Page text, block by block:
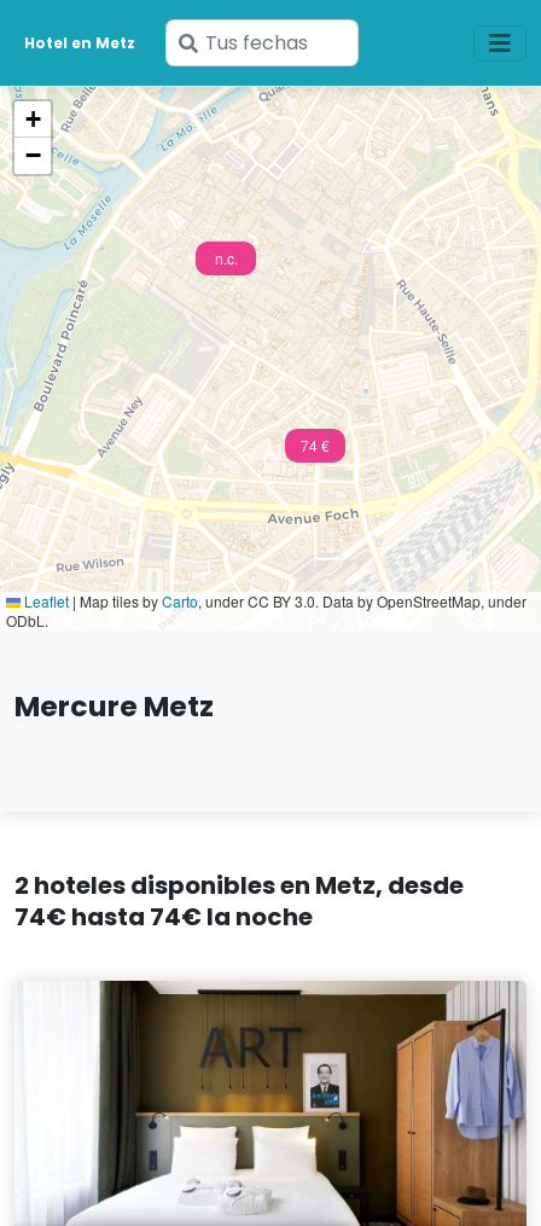
Hotel en Metz
Ingresa
tus
fechas
n.c.
74 €
+
−
Leaflet | Map tiles byCarto, under CC BY 3.0. Data by OpenStreetMap, under
ODbL.
Mercure Metz
2 hoteles disponibles en Metz, desde
74€ hasta 74€ la noche